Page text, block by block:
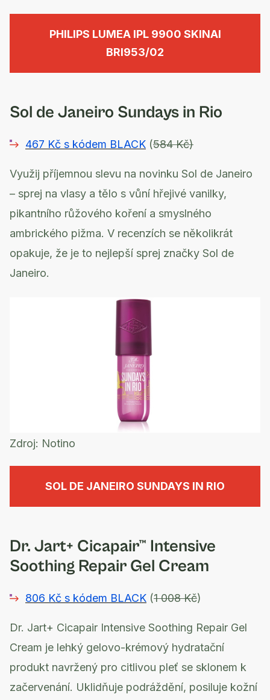
PHILIPS LUMEA IPL 9900 SKINAI
BRI953/02
Sol de Janeiro Sundays in Rio
467 Kč s kódem BLACK (584 Kč)
Využij příjemnou slevu na novinku Sol de Janeiro
– sprej na vlasy a tělo s vůní hřejivé vanilky,
pikantního růžového koření a smyslného
ambrického pižma. V recenzích se několikrát
opakuje, že je to nejlepší sprej značky Sol de
Janeiro.
Zdroj: Notino
SOL DE JANEIRO SUNDAYS IN RIO
Dr. Jart+ Cicapair™ Intensive
Soothing Repair Gel Cream
806 Kč s kódem BLACK (1 008 Kč)
Dr. Jart+ Cicapair Intensive Soothing Repair Gel
Cream je lehký gelovo-krémový hydratační
produkt navržený pro citlivou pleť se sklonem k
začervenání. Uklidňuje podráždění, posiluje kožní